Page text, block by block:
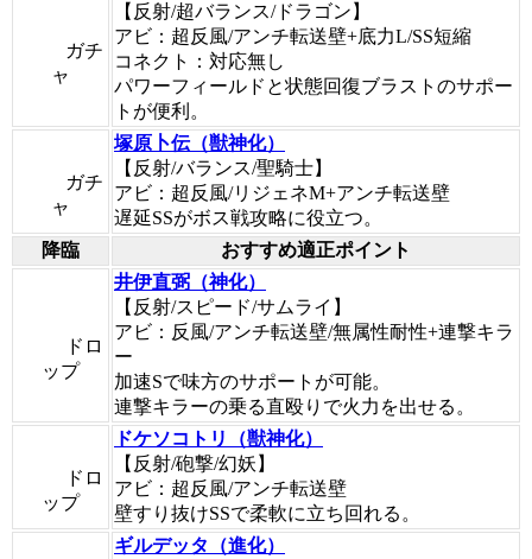
ガチ
ャ
【反射/超バランス/ドラゴン】
アビ：超反風/アンチ転送壁+底力L/SS短縮
コネクト：対応無し
パワーフィールドと状態回復ブラストのサポー
トが便利。
ガチ
ャ
塚原卜伝（獣神化）
【反射/バランス/聖騎士】
アビ：超反風/リジェネM+アンチ転送壁
遅延SSがボス戦攻略に役立つ。
降臨
おすすめ適正ポイント
ドロ
ップ
井伊直弼（神化）
【反射/スピード/サムライ】
アビ：反風/アンチ転送壁/無属性耐性+連撃キラ
ー
加速Sで味方のサポートが可能。
連撃キラーの乗る直殴りで火力を出せる。
ドロ
ップ
ドケソコトリ（獣神化）
【反射/砲撃/幻妖】
アビ：超反風/アンチ転送壁
壁すり抜けSSで柔軟に立ち回れる。
ギルデッタ（進化）